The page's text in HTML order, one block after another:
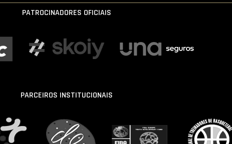
PATROCINADORES OFICIAIS
PARCEIROS INSTITUCIONAIS